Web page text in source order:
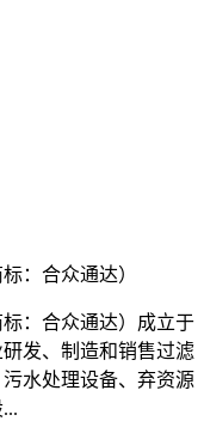
：合众通达）
：合众通达）成立于
发、制造和销售过滤
水处理设备、弃资源